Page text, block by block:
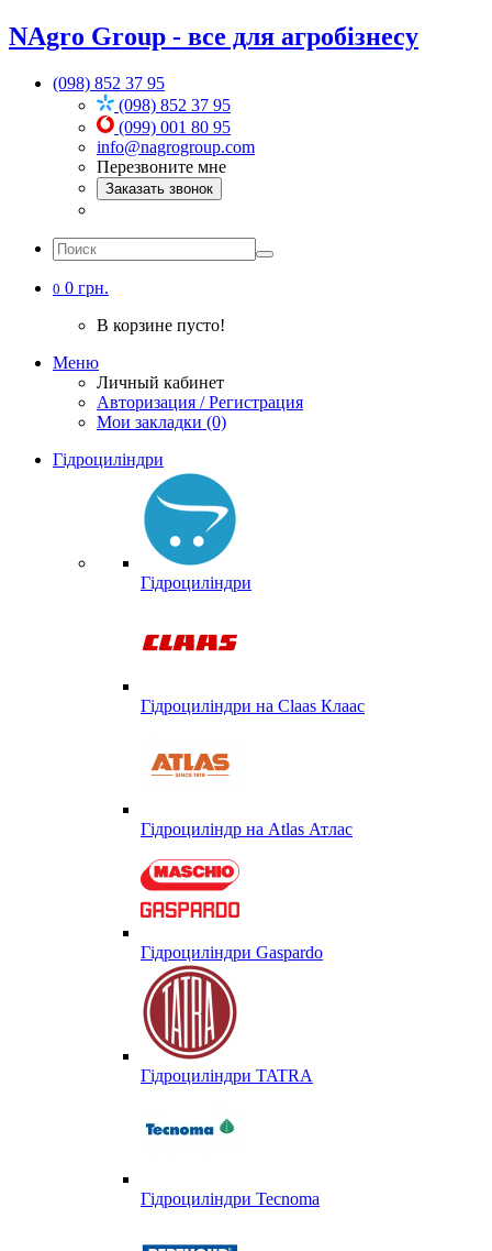
NAgro Group - все для агробізнесу
(098) 852 37 95
(098) 852 37 95
(099) 001 80 95
info@nagrogroup.com
Перезвоните мне
Заказать звонок
0 0 грн.
В корзине пусто!
Меню
Личный кабинет
Авторизация / Регистрация
Мои закладки (0)
Гідроциліндри
Гідроциліндри
Гідроциліндри на Claas Клаас
Гідроциліндр на Atlas Атлас
Гідроциліндри Gaspardo
Гідроциліндри TATRA
Гідроциліндри Tecnoma